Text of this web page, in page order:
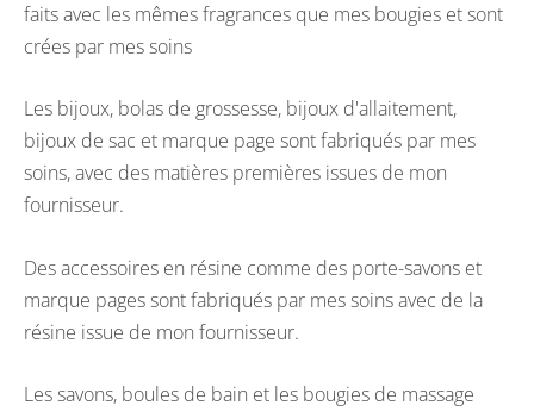
faits avec les mêmes fragrances que mes bougies et sont
crées par mes soins
Les bijoux, bolas de grossesse, bijoux d'allaitement,
bijoux de sac et marque page sont fabriqués par mes
soins, avec des matières premières issues de mon
fournisseur.
Des accessoires en résine comme des porte-savons et
marque pages sont fabriqués par mes soins avec de la
résine issue de mon fournisseur.
Les savons, boules de bain et les bougies de massage